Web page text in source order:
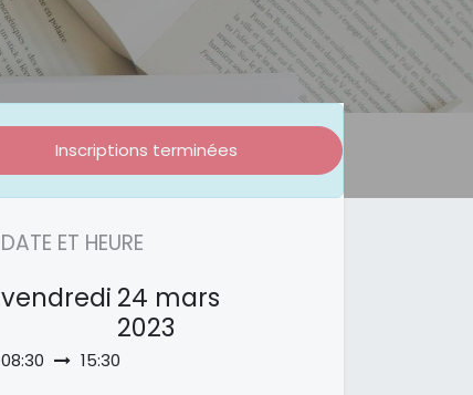
Inscriptions terminées
DATE ET HEURE
vendredi 24 mars
2023
08:30 15:30